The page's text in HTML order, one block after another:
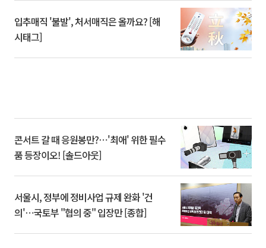
입추매직 '불발', 처서매직은 올까요? [해
시태그]
콘서트 갈 때 응원봉만?⋯'최애' 위한 필수
품 등장이오! [솔드아웃]
서울시, 정부에 정비사업 규제 완화 '건
의'⋯국토부 "협의 중" 입장만 [종합]